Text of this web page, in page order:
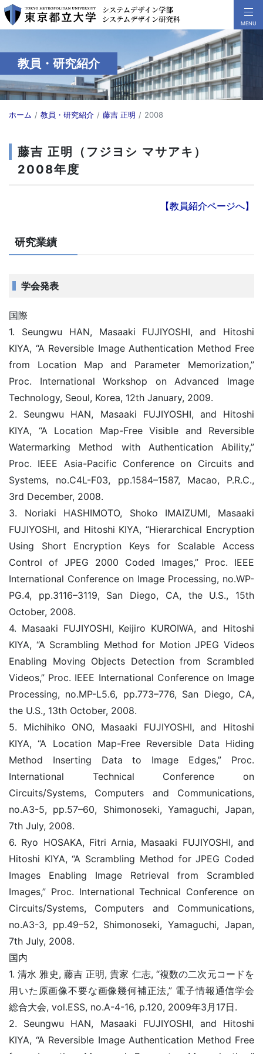
教員・研究紹介
ホーム 教員・研究紹介 藤吉 正明 2008
藤吉 正明（フジヨシ マサアキ）
2008年度
【教員紹介ページへ】
研究業績
学会発表
国際
1. Seungwu HAN, Masaaki FUJIYOSHI, and Hitoshi
KIYA, “A Reversible Image Authentication Method Free
from Location Map and Parameter Memorization,”
Proc. International Workshop on Advanced Image
Technology, Seoul, Korea, 12th January, 2009.
2. Seungwu HAN, Masaaki FUJIYOSHI, and Hitoshi
KIYA, “A Location Map-Free Visible and Reversible
Watermarking Method with Authentication Ability,”
Proc. IEEE Asia-Pacific Conference on Circuits and
Systems, no.C4L-F03, pp.1584–1587, Macao, P.R.C.,
3rd December, 2008.
3. Noriaki HASHIMOTO, Shoko IMAIZUMI, Masaaki
FUJIYOSHI, and Hitoshi KIYA, “Hierarchical Encryption
Using Short Encryption Keys for Scalable Access
Control of JPEG 2000 Coded Images,” Proc. IEEE
International Conference on Image Processing, no.WP-
PG.4, pp.3116–3119, San Diego, CA, the U.S., 15th
October, 2008.
4. Masaaki FUJIYOSHI, Keijiro KUROIWA, and Hitoshi
KIYA, “A Scrambling Method for Motion JPEG Videos
Enabling Moving Objects Detection from Scrambled
Videos,” Proc. IEEE International Conference on Image
Processing, no.MP-L5.6, pp.773–776, San Diego, CA,
the U.S., 13th October, 2008.
5. Michihiko ONO, Masaaki FUJIYOSHI, and Hitoshi
KIYA, “A Location Map-Free Reversible Data Hiding
Method Inserting Data to Image Edges,” Proc.
International Technical Conference on
Circuits/Systems, Computers and Communications,
no.A3-5, pp.57–60, Shimonoseki, Yamaguchi, Japan,
7th July, 2008.
6. Ryo HOSAKA, Fitri Arnia, Masaaki FUJIYOSHI, and
Hitoshi KIYA, “A Scrambling Method for JPEG Coded
Images Enabling Image Retrieval from Scrambled
Images,” Proc. International Technical Conference on
Circuits/Systems, Computers and Communications,
no.A3-3, pp.49–52, Shimonoseki, Yamaguchi, Japan,
7th July, 2008.
国内
1. 清水 雅史, 藤吉 正明, 貴家 仁志, “複数の二次元コードを
用いた原画像不要な画像幾何補正法,” 電子情報通信学会
総合大会, vol.ESS, no.A-4-16, p.120, 2009年3月17日.
2. Seungwu HAN, Masaaki FUJIYOSHI, and Hitoshi
KIYA, “A Reversible Image Authentication Method Free